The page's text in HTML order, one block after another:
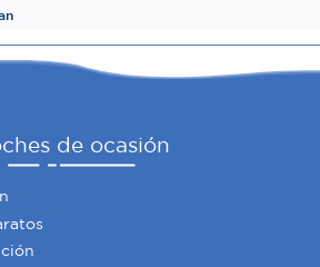
de ocasión